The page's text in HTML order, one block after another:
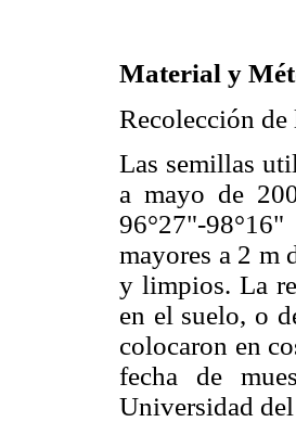
Material y
Recolección de
Las semillas
a mayo de
96°27"-
mayores a 2 m
y limpios. La
en el suelo, o
colocaron en
fecha de
Universidad